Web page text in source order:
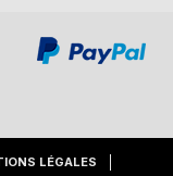
LÉGALES